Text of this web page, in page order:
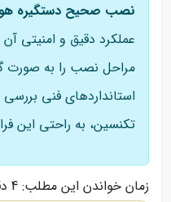
نصب صحیح دستگیره
عملکرد دقیق و امنیتی
مراحل نصب را به صورت
استانداردهای فنی
تکنسین، به راحتی این
زمان خواندن این مطلب: 4 دقیقه